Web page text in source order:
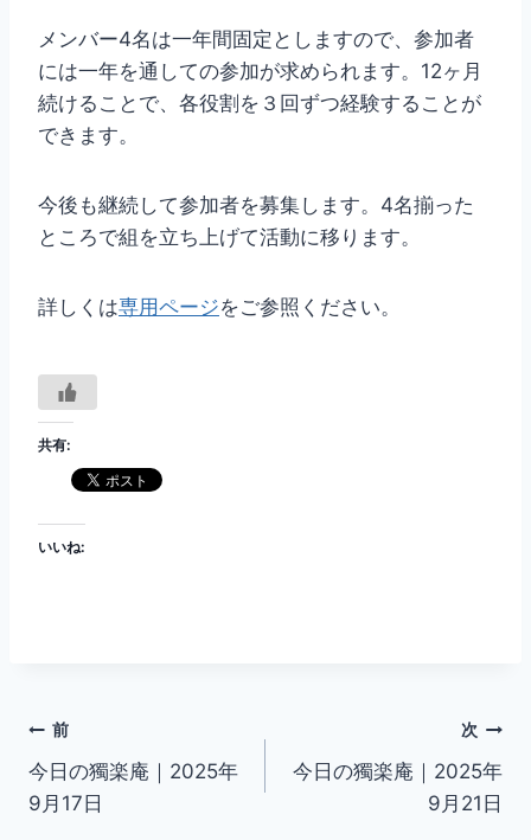
メンバー4名は一年間固定としますので、参加者
には一年を通しての参加が求められます。12ヶ月
続けることで、各役割を３回ずつ経験することが
できます。
今後も継続して参加者を募集します。4名揃った
ところで組を立ち上げて活動に移ります。
詳しくは専用ページをご参照ください。
共有:
いいね:
投
稿
前
今日の獨楽庵｜2025年
9月17日
次
今日の獨楽庵｜2025年
9月21日